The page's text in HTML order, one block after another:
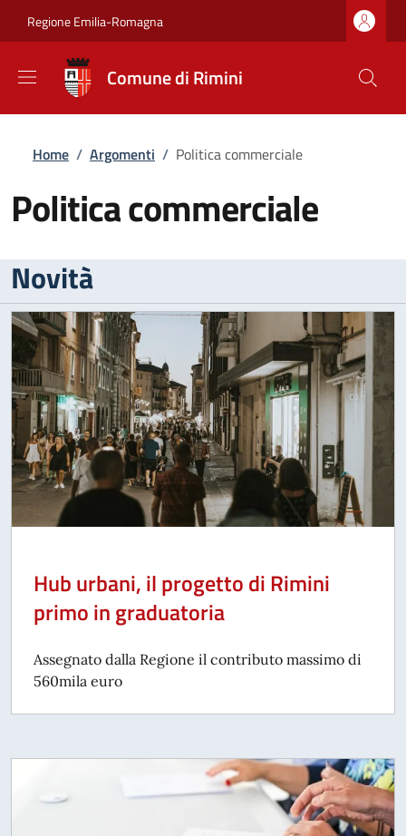
Regione Emilia-Romagna
Comune di Rimini
Briciole di pane
Home / Argomenti / Politica commerciale
Politica commerciale
Novità
Hub urbani, il progetto di Rimini
primo in graduatoria
Assegnato dalla Regione il contributo massimo di
560mila euro